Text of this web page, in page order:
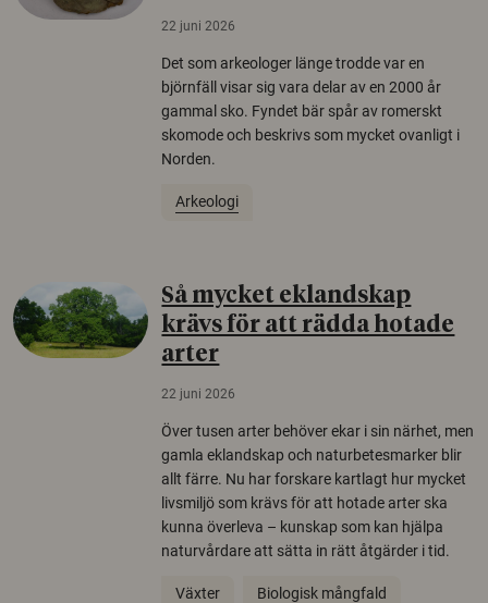
22 juni 2026
Det som arkeologer länge trodde var en
björnfäll visar sig vara delar av en 2000 år
gammal sko. Fyndet bär spår av romerskt
skomode och beskrivs som mycket ovanligt i
Norden.
Arkeologi
Så mycket eklandskap
krävs för att rädda hotade
arter
22 juni 2026
Över tusen arter behöver ekar i sin närhet, men
gamla eklandskap och naturbetesmarker blir
allt färre. Nu har forskare kartlagt hur mycket
livsmiljö som krävs för att hotade arter ska
kunna överleva – kunskap som kan hjälpa
naturvårdare att sätta in rätt åtgärder i tid.
Växter Biologisk mångfald